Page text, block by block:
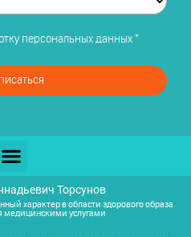
персональных данных*
Торсунов
характер в области здорового образа
медицинскими услугами